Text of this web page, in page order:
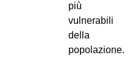
più
vulnerabili
della
popolazione.